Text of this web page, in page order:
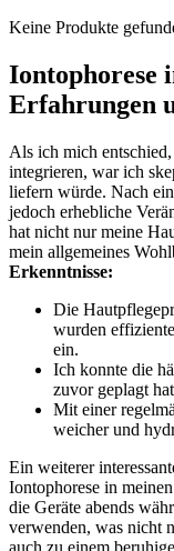
Keine Produkte
Iontophorese
Erfahrungen
Als ich mich
integrieren,⁣ war ich
liefern würde. Nach
jedoch erhebliche
hat nicht nur meine
mein allgemeines
Erkenntnisse:
Die
wurden
ein.
Ich konnte die
zuvor geplagt
Mit einer
weicher und
Ein weiterer
Iontophorese in
die Geräte abends
verwenden, was⁢ nicht
auch zu einem